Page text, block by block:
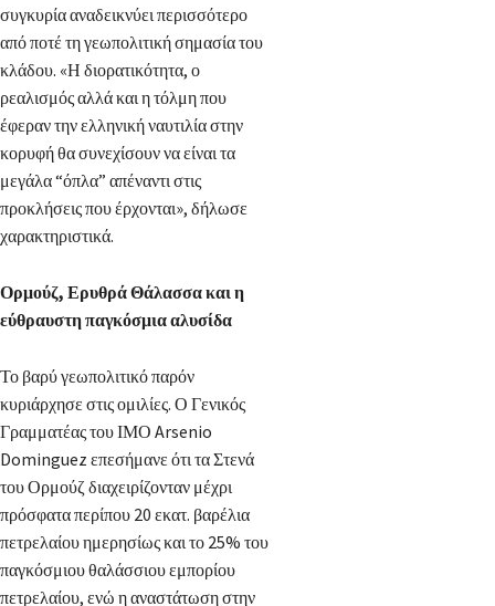
συγκυρία αναδεικνύει περισσότερο
από ποτέ τη γεωπολιτική σημασία του
κλάδου. «Η διορατικότητα, ο
ρεαλισμός αλλά και η τόλμη που
έφεραν την ελληνική ναυτιλία στην
κορυφή θα συνεχίσουν να είναι τα
μεγάλα “όπλα” απέναντι στις
προκλήσεις που έρχονται», δήλωσε
χαρακτηριστικά.
Ορμούζ, Ερυθρά Θάλασσα και η
εύθραυστη παγκόσμια αλυσίδα
Το βαρύ γεωπολιτικό παρόν
κυριάρχησε στις ομιλίες. Ο Γενικός
Γραμματέας του ΙΜΟ Arsenio
Dominguez επεσήμανε ότι τα Στενά
του Ορμούζ διαχειρίζονταν μέχρι
πρόσφατα περίπου 20 εκατ. βαρέλια
πετρελαίου ημερησίως και το 25% του
παγκόσμιου θαλάσσιου εμπορίου
πετρελαίου, ενώ η αναστάτωση στην